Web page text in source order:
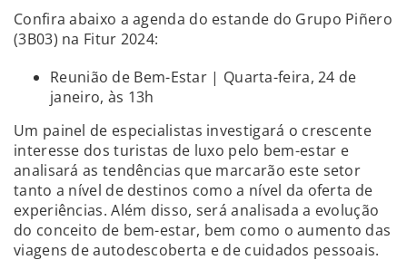
Confira abaixo a agenda do estande do Grupo Piñero
(3B03) na Fitur 2024:
Reunião de Bem-Estar | Quarta-feira, 24 de
janeiro, às 13h
Um painel de especialistas investigará o crescente
interesse dos turistas de luxo pelo bem-estar e
analisará as tendências que marcarão este setor
tanto a nível de destinos como a nível da oferta de
experiências. Além disso, será analisada a evolução
do conceito de bem-estar, bem como o aumento das
viagens de autodescoberta e de cuidados pessoais.